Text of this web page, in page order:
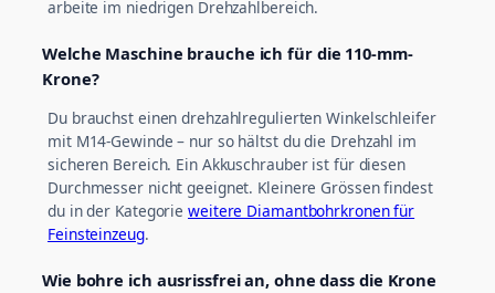
arbeite im niedrigen Drehzahlbereich.
Welche Maschine brauche ich für die 110-mm-
Krone?
Du brauchst einen drehzahlregulierten Winkelschleifer
mit M14-Gewinde – nur so hältst du die Drehzahl im
sicheren Bereich. Ein Akkuschrauber ist für diesen
Durchmesser nicht geeignet. Kleinere Grössen findest
du in der Kategorieweitere Diamantbohrkronen für
Feinsteinzeug.
Wie bohre ich ausrissfrei an, ohne dass die Krone